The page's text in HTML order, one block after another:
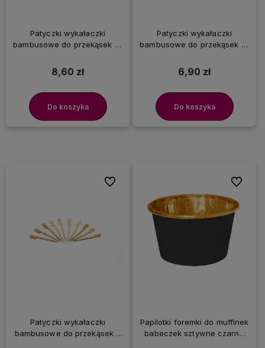
Patyczki wykałaczki
bambusowe do przekąsek 18
8,60 zł
Do koszyka
Patyczki wykałaczki
bambusowe do przekąsek 12
6,90 zł
Do koszyka
Patyczki wykałaczki
bambusowe do przekąsek 9
Do ulubionych
Papilotki foremki do muffinek
babeczek sztywne czarno
Do